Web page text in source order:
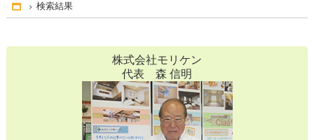
Home
検索結果
株式会社モリケン
代表 森 信明